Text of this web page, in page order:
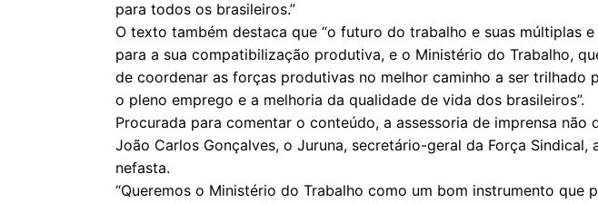
para todos os brasileiros.”
O texto também destaca que “o futuro do trabalho e suas múltiplas
para a sua compatibilização produtiva, e o Ministério do Trabalho,
de coordenar as forças produtivas no melhor caminho a ser
o pleno emprego e a melhoria da qualidade de vida dos brasileiros”.
Procurada para comentar o conteúdo, a assessoria de imprensa não
João Carlos Gonçalves, o Juruna, secretário-geral da Força
nefasta.
“Queremos o Ministério do Trabalho como um bom instrumento